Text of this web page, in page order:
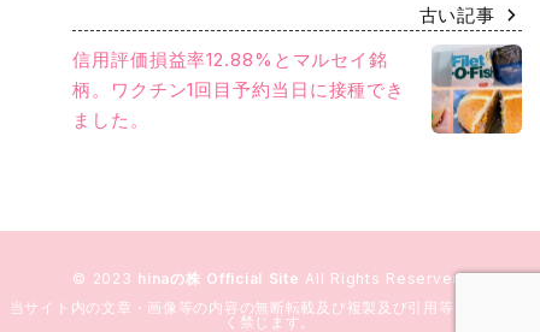
古い記事
信用評価損益率12.88%とマルセイ銘
柄。ワクチン1回目予約当日に接種でき
ました。
© 2023 hinaの株 Official Site All Rights Reserved.
当サイト内の文章・画像等の内容の無断転載及び複製及び引用等の行為を固
く禁じます。